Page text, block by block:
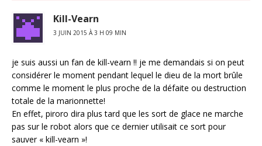
Kill-Vearn
3 JUIN 2015 À 3 H 09 MIN
je suis aussi un fan de kill-vearn !! je me demandais si on peut
considérer le moment pendant lequel le dieu de la mort brûle
comme le moment le plus proche de la défaite ou destruction
totale de la marionnette!
En effet, piroro dira plus tard que les sort de glace ne marche
pas sur le robot alors que ce dernier utilisait ce sort pour
sauver « kill-vearn »!